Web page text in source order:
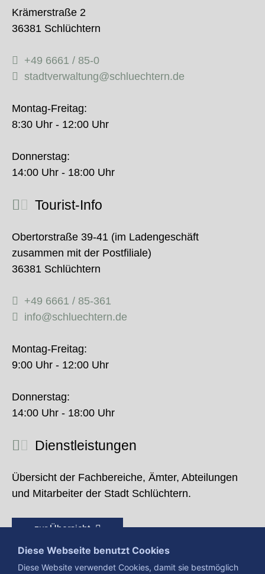
Krämerstraße 2
36381 Schlüchtern
+49 6661 / 85-0
stadtverwaltung@schluechtern.de
Montag-Freitag:
8:30 Uhr - 12:00 Uhr
Donnerstag:
14:00 Uhr - 18:00 Uhr
Tourist-Info
Obertorstraße 39-41 (im Ladengeschäft
zusammen mit der Postfiliale)
36381 Schlüchtern
+49 6661 / 85-361
info@schluechtern.de
Montag-Freitag:
9:00 Uhr - 12:00 Uhr
Donnerstag:
14:00 Uhr - 18:00 Uhr
Dienstleistungen
Übersicht der Fachbereiche, Ämter, Abteilungen
und Mitarbeiter der Stadt Schlüchtern.
zur Übersicht
Diese Webseite benutzt Cookies
Diese Website verwendet Cookies, damit sie bestmöglich